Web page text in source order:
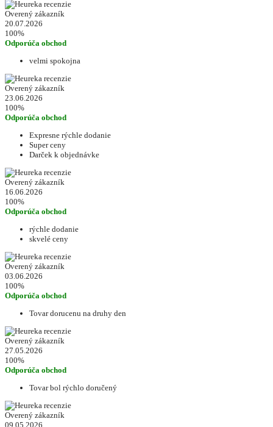
Overený zákazník
20.07.2026
100%
Odporúča obchod
velmi spokojna
Overený zákazník
23.06.2026
100%
Odporúča obchod
Expresne rýchle dodanie
Super ceny
Darček k objednávke
Overený zákazník
16.06.2026
100%
Odporúča obchod
rýchle dodanie
skvelé ceny
Overený zákazník
03.06.2026
100%
Odporúča obchod
Tovar dorucenu na druhy den
Overený zákazník
27.05.2026
100%
Odporúča obchod
Tovar bol rýchlo doručený
Overený zákazník
09.05.2026